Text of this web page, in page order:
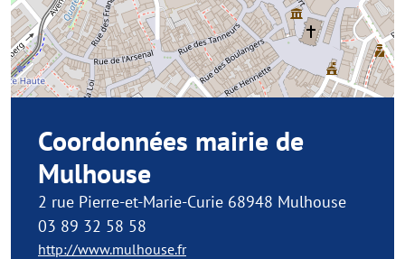
Coordonnées mairie de
Mulhouse
2 rue Pierre-et-Marie-Curie 68948 Mulhouse
03 89 32 58 58
http://www.mulhouse.fr